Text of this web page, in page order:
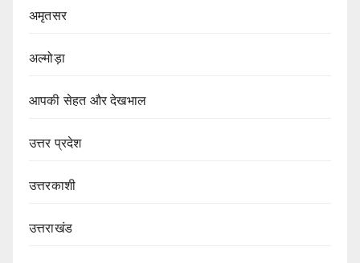
अमृतसर
अल्मोड़ा
आपकी सेहत और देखभाल
उत्तर प्रदेश
उत्तरकाशी
उत्तराखंड